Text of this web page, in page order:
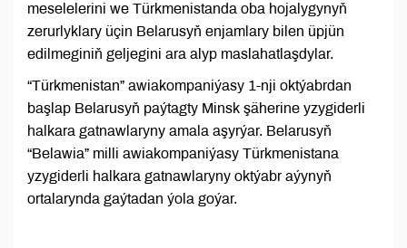
meselelerini we Türkmenistanda oba hojalygynyň
zerurlyklary üçin Belarusyň enjamlary bilen üpjün
edilmeginiň geljegini ara alyp maslahatlaşdylar.
“Türkmenistan” awiakompaniýasy 1-nji oktýabrdan
başlap Belarusyň paýtagty Minsk şäherine yzygiderli
halkara gatnawlaryny amala aşyrýar. Belarusyň
“Belawia” milli awiakompaniýasy Türkmenistana
yzygiderli halkara gatnawlaryny oktýabr aýynyň
ortalarynda gaýtadan ýola goýar.